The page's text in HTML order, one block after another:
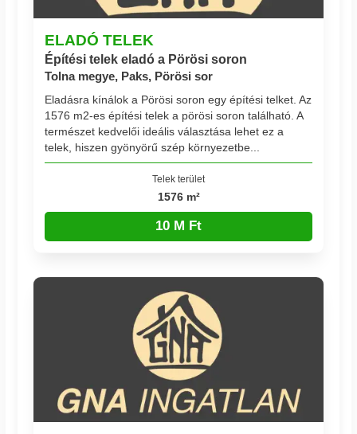
ELADÓ TELEK
Építési telek eladó a Pörösi soron
Tolna megye, Paks, Pörösi sor
Eladásra kínálok a Pörösi soron egy építési telket. Az
1576 m2-es építési telek a pörösi soron található. A
természet kedvelői ideális választása lehet ez a
telek, hiszen gyönyörű szép környezetbe...
Telek terület
1576 m²
10 M Ft